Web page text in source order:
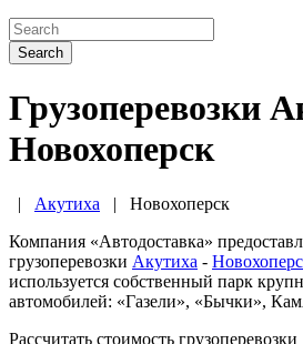
Search
Грузоперевозки
Новохоперск
| Акутиха | Новохоперск
Компания «Автодоставка»
грузоперевозки Акутиха -
используется собственный парк
автомобилей: «Газели», «Бычки»,
Рассчитать стоимость грузоперевозки